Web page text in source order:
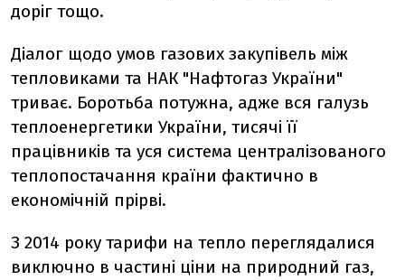
доріг тощо.
Діалог щодо умов газових закупівель між
тепловиками та НАК "Нафтогаз України"
триває. Боротьба потужна, адже вся галузь
теплоенергетики України, тисячі її
працівників та уся система централізованого
теплопостачання країни фактично в
економічній прірві.
З 2014 року тарифи на тепло переглядалися
виключно в частині ціни на природний газ,